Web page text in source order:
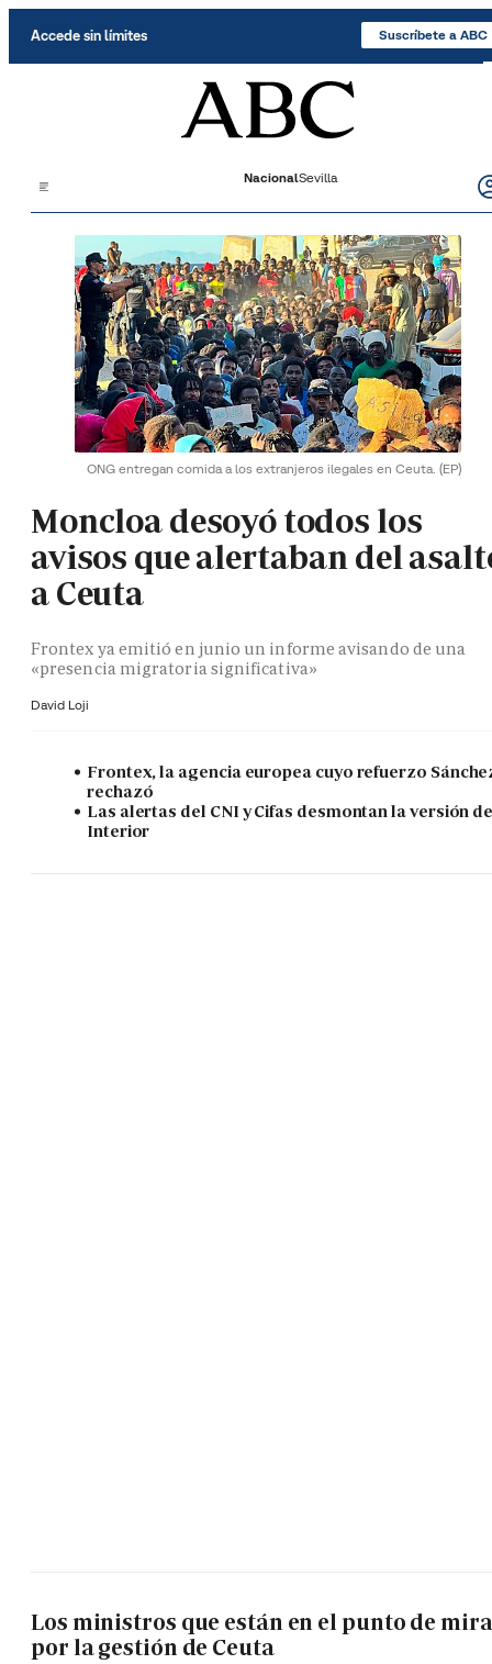
Accede sin límites Suscríbete a ABC
NacionalSevilla
ONG entregan comida a los extranjeros ilegales en Ceuta. (EP)
Moncloa desoyó todos los
avisos que alertaban del
a Ceuta
Frontex ya emitió en junio un informe avisando de una
«presencia migratoria significativa»
David Loji
Frontex, la agencia europea cuyo refuerzo
rechazó
Las alertas del CNI y Cifas desmontan la versión
Interior
Los ministros que están en el punto de mira
por la gestión de Ceuta